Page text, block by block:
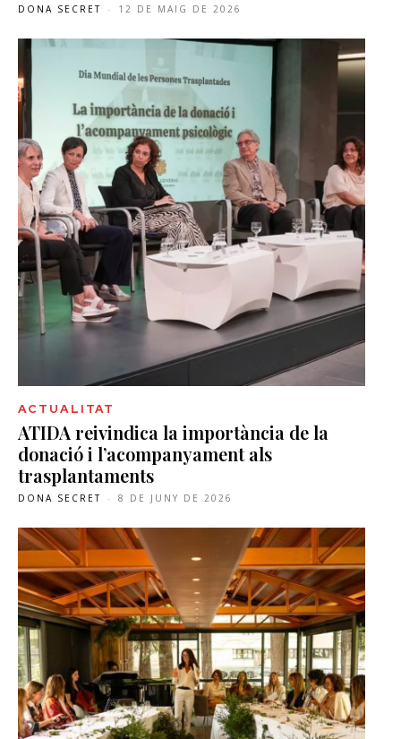
DONA SECRET - 12 DE MAIG DE 2026
ACTUALITAT
ATIDA reivindica la importància de la
donació i l’acompanyament als
trasplantaments
DONA SECRET - 8 DE JUNY DE 2026